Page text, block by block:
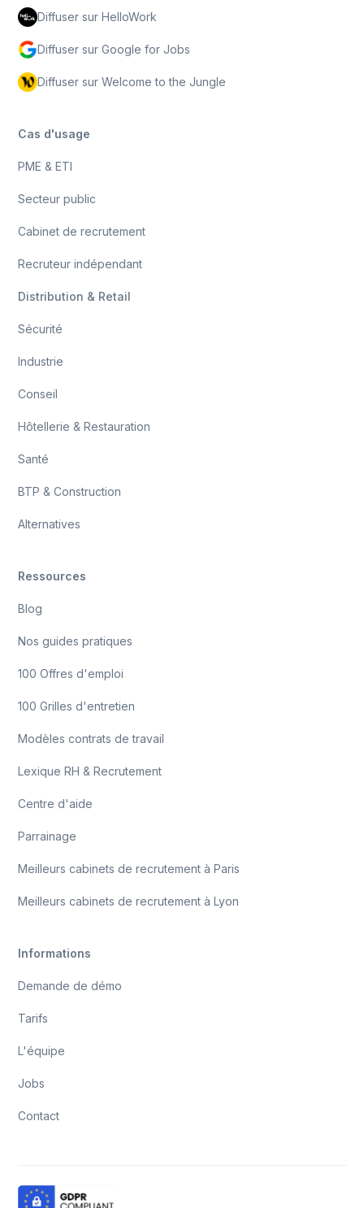
Diffuser sur HelloWork
Diffuser sur Google for Jobs
Diffuser sur Welcome to the Jungle
Cas d'usage
PME & ETI
Secteur public
Cabinet de recrutement
Recruteur indépendant
Distribution & Retail
Sécurité
Industrie
Conseil
Hôtellerie & Restauration
Santé
BTP & Construction
Alternatives
Ressources
Blog
Nos guides pratiques
100 Offres d'emploi
100 Grilles d'entretien
Modèles contrats de travail
Lexique RH & Recrutement
Centre d'aide
Parrainage
Meilleurs cabinets de recrutement à Paris
Meilleurs cabinets de recrutement à Lyon
Informations
Demande de démo
Tarifs
L'équipe
Jobs
Contact